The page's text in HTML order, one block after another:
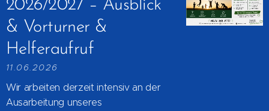
2026/2027 – Ausblick
& Vorturner &
Helferaufruf
11.06.2026
Wir arbeiten derzeit intensiv an der
Ausarbeitung unseres